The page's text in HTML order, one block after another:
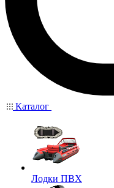
Каталог
Лодки ПВХ